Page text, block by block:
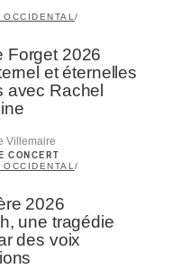
/
Forget 2026
et éternelles
avec Rachel
Villemaire
CONCERT
/
2026
une tragédie
des voix